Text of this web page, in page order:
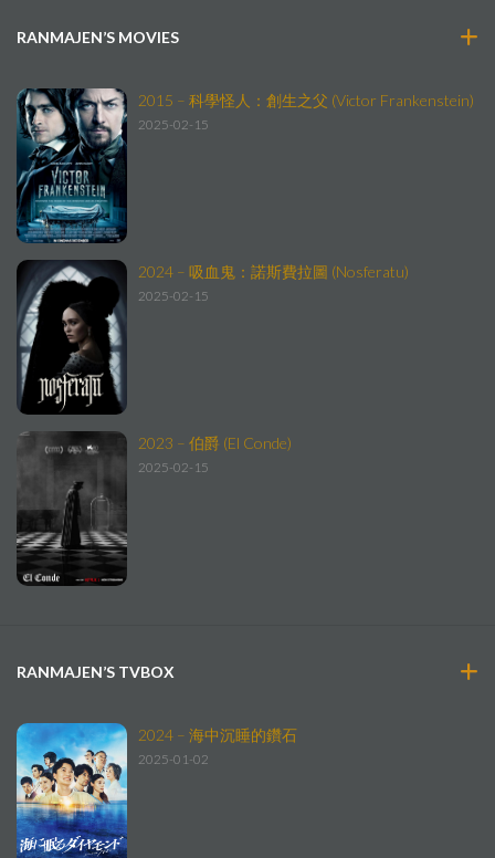
RANMAJEN’S MOVIES
2015 – 科學怪人：創生之父 (Victor Frankenstein)
2025-02-15
2024 – 吸血鬼：諾斯費拉圖 (Nosferatu)
2025-02-15
2023 – 伯爵 (El Conde)
2025-02-15
RANMAJEN’S TVBOX
2024 – 海中沉睡的鑽石
2025-01-02